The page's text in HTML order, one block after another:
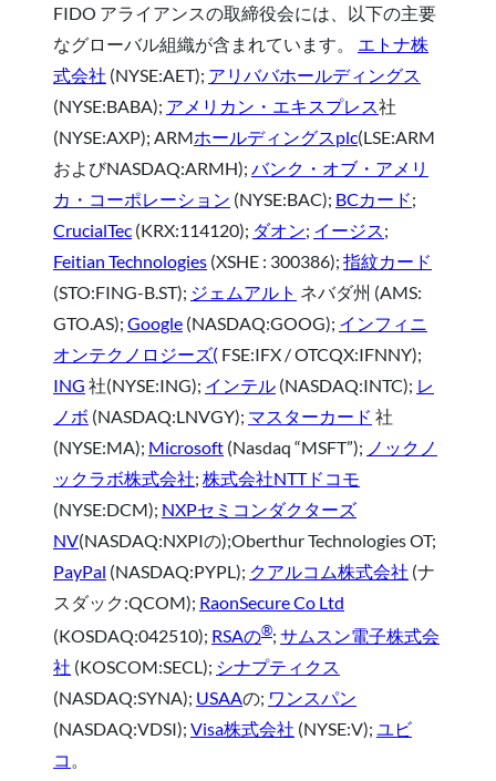
FIDO アライアンスの取締役会には、以下の主要
なグローバル組織が含まれています。 エトナ株
式会社 (NYSE:AET); アリババホールディングス
(NYSE:BABA); アメリカン・エキスプレス社
(NYSE:AXP); ARMホールディングスplc(LSE:ARM
およびNASDAQ:ARMH); バンク・オブ・アメリ
カ・コーポレーション (NYSE:BAC); BCカード;
CrucialTec (KRX:114120); ダオン; イージス;
Feitian Technologies (XSHE : 300386); 指紋カード
(STO:FING-B.ST); ジェムアルト ネバダ州 (AMS:
GTO.AS); Google (NASDAQ:GOOG); インフィニ
オンテクノロジーズ( FSE:IFX / OTCQX:IFNNY);
ING 社(NYSE:ING); インテル (NASDAQ:INTC); レ
ノボ (NASDAQ:LNVGY); マスターカード 社
(NYSE:MA); Microsoft (Nasdaq “MSFT”); ノックノ
ックラボ株式会社; 株式会社NTTドコモ
(NYSE:DCM); NXPセミコンダクターズ
NV(NASDAQ:NXPIの);Oberthur Technologies OT;
PayPal (NASDAQ:PYPL); クアルコム株式会社 (ナ
スダック:QCOM); RaonSecure Co Ltd
(KOSDAQ:042510); RSAの®; サムスン電子株式会
社 (KOSCOM:SECL); シナプティクス
(NASDAQ:SYNA); USAAの; ワンスパン
(NASDAQ:VDSI); Visa株式会社 (NYSE:V); ユビ
コ 。